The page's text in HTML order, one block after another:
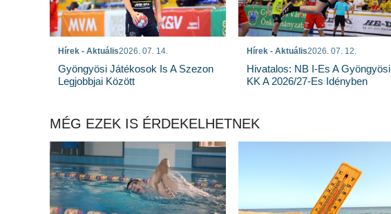
Hírek - Aktuális2026. 07. 14.
Gyöngyösi Játékosok Is A Szezon
Legjobbjai Között
Hírek - Aktuális2026. 07. 12.
Hivatalos: NB I-Es A Gyöngyösi
KK A 2026/27-Es Idényben
MÉG EZEK IS ÉRDEKELHETNEK